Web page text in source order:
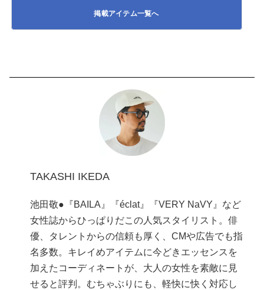
掲載アイテム一覧へ
TAKASHI IKEDA
池田敬●『BAILA』『éclat』『VERY NaVY』など
女性誌からひっぱりだこの人気スタイリスト。俳
優、タレントからの信頼も厚く、CMや広告でも指
名多数。キレイめアイテムに今どきエッセンスを
加えたコーディネートが、大人の女性を素敵に見
せると評判。むちゃぶりにも、軽快に快く対応し